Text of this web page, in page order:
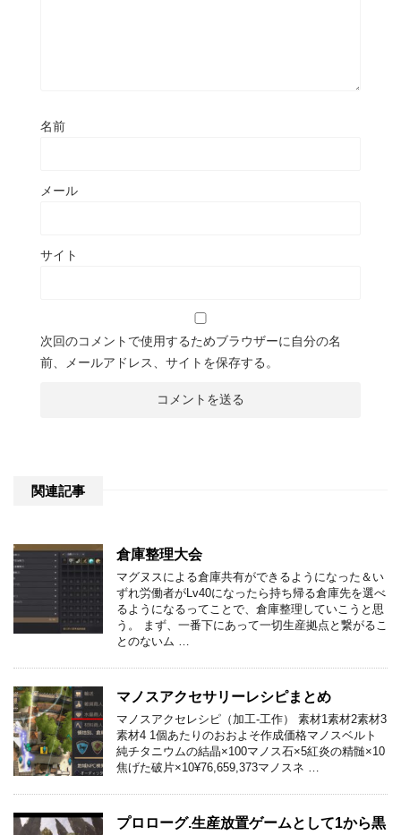
名前
メール
サイト
次回のコメントで使用するためブラウザーに自分の名
前、メールアドレス、サイトを保存する。
関連記事
倉庫整理大会
マグヌスによる倉庫共有ができるようになった＆い
ずれ労働者がLv40になったら持ち帰る倉庫先を選べ
るようになるってことで、倉庫整理していこうと思
う。 まず、一番下にあって一切生産拠点と繋がるこ
とのないム …
マノスアクセサリーレシピまとめ
マノスアクセレシピ（加工-工作） 素材1素材2素材3
素材4 1個あたりのおおよそ作成価格マノスベルト
純チタニウムの結晶×100マノス石×5紅炎の精髄×10
焦げた破片×10¥76,659,373マノスネ …
プロローグ.生産放置ゲームとして1から黒